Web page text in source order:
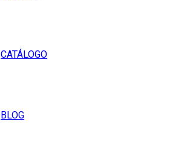
CATÁLOGO
BLOG